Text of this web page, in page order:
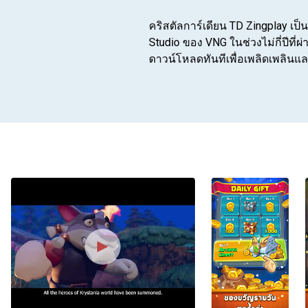
คริสตัลการ์เดียน TD Zingplay เ
Studio ของ VNG ในช่วงไม่กี่ปีที่
ดาวน์โหลดทันทีเพื่อเพลิดเพลินแ